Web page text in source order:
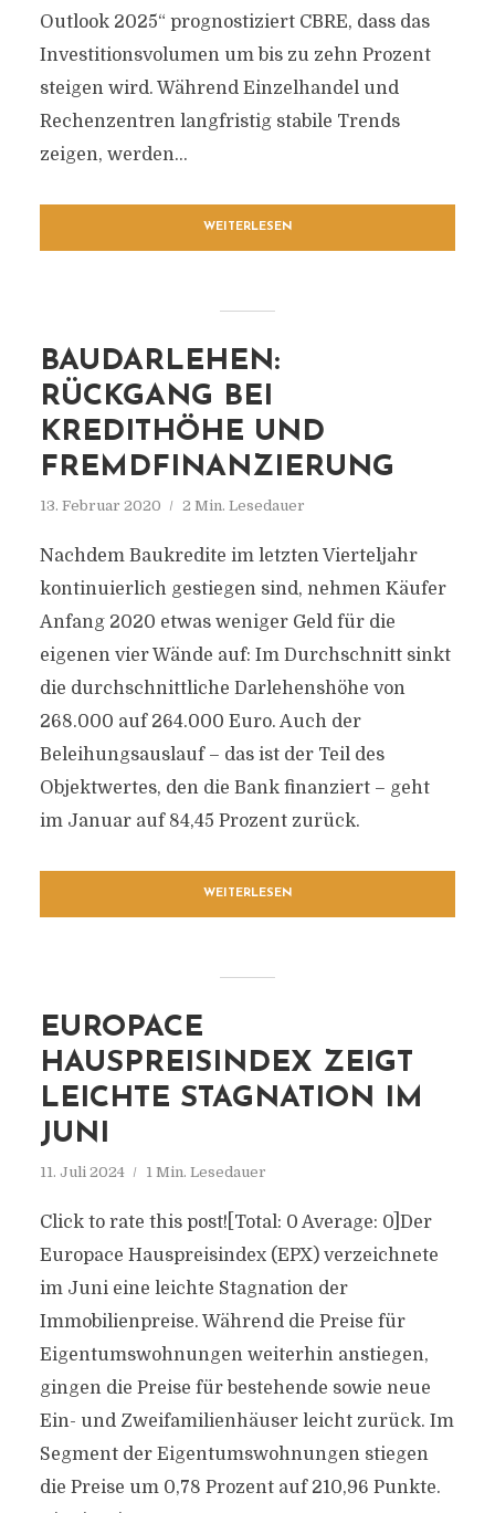
Outlook 2025“ prognostiziert CBRE, dass das
Investitionsvolumen um bis zu zehn Prozent
steigen wird. Während Einzelhandel und
Rechenzentren langfristig stabile Trends
zeigen, werden...
WEITERLESEN
BAUDARLEHEN:
RÜCKGANG BEI
KREDITHÖHE UND
FREMDFINANZIERUNG
13. Februar 2020 2 Min. Lesedauer
Nachdem Baukredite im letzten Vierteljahr
kontinuierlich gestiegen sind, nehmen Käufer
Anfang 2020 etwas weniger Geld für die
eigenen vier Wände auf: Im Durchschnitt sinkt
die durchschnittliche Darlehenshöhe von
268.000 auf 264.000 Euro. Auch der
Beleihungsauslauf – das ist der Teil des
Objektwertes, den die Bank finanziert – geht
im Januar auf 84,45 Prozent zurück.
WEITERLESEN
EUROPACE
HAUSPREISINDEX ZEIGT
LEICHTE STAGNATION IM
JUNI
11. Juli 2024 1 Min. Lesedauer
Click to rate this post![Total: 0 Average: 0]Der
Europace Hauspreisindex (EPX) verzeichnete
im Juni eine leichte Stagnation der
Immobilienpreise. Während die Preise für
Eigentumswohnungen weiterhin anstiegen,
gingen die Preise für bestehende sowie neue
Ein- und Zweifamilienhäuser leicht zurück. Im
Segment der Eigentumswohnungen stiegen
die Preise um 0,78 Prozent auf 210,96 Punkte.